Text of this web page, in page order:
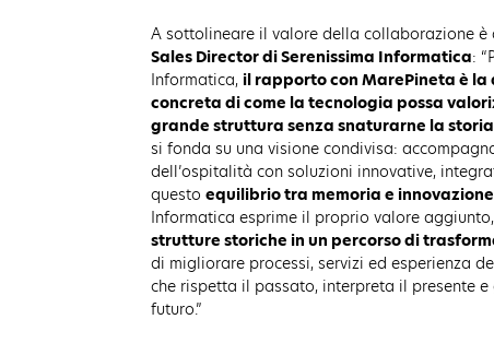
A sottolineare il valore della collaborazione è
Sales Director di Serenissima Informatica:
Informatica, il rapporto con MarePineta è la
concreta di come la tecnologia possa
grande struttura senza snaturarne la storia
si fonda su una visione condivisa:
dell’ospitalità con soluzioni innovative,
questo equilibrio tra memoria e innovazione
Informatica esprime il proprio valore
strutture storiche in un percorso di
di migliorare processi, servizi ed esperienza
che rispetta il passato, interpreta il presente
futuro.”